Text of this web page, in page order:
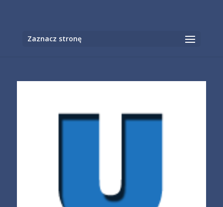
Otwórz
Zaznacz stronę